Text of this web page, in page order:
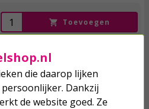
Toevoegen
die daarop lijken
Dankzij
de website goed. Ze